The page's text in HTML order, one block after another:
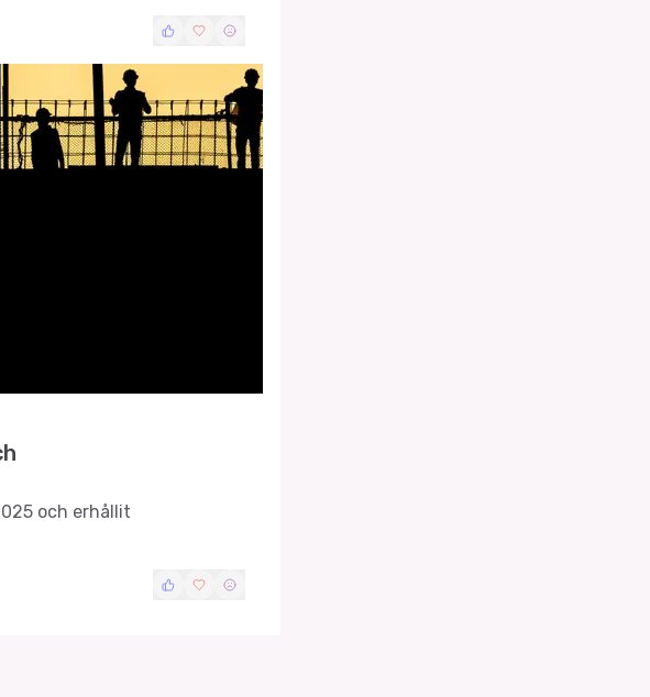
och erhållit